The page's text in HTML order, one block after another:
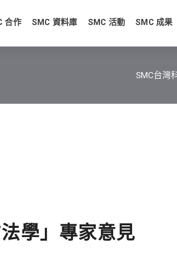
合作 SMC 資料庫 SMC 活動 SMC 成果
SMC台灣
學」專家意見